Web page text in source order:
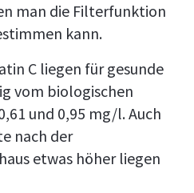
man die Filterfunktion
kann.
C liegen für gesunde
vom biologischen
und 0,95 mg/l. Auch
nach der
etwas höher liegen